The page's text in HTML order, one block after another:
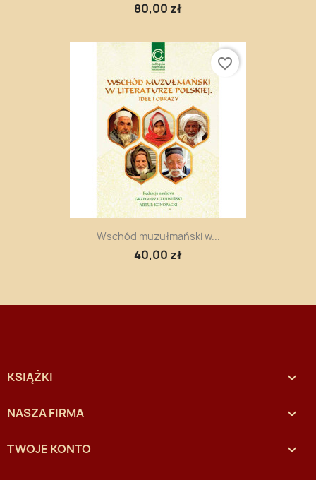
80,00 zł
Wschód muzułmański w...
40,00 zł
favorite_border
KSIĄŻKI 
NASZA FIRMA 
TWOJE KONTO 